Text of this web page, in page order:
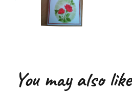
You may also like